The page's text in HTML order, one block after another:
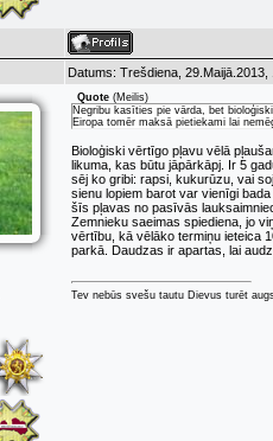
Datums: Trešdiena,
Quote (Meilis)
Negribu kasīties pie vārda, bet
Eiropa tomēr maksā pietiekami lai
Bioloģiski vērtīgo pļavu vēlā
likuma, kas būtu jāpārkāpj. Ir 5
sēj ko gribi: rapsi, kukurūzu, vai
sienu lopiem barot var vienīgi
šīs pļavas no pasīvās
Zemnieku saeimas spiediena, jo
vērtību, kā vēlāko termiņu ieteica
parkā. Daudzas ir apartas, lai
Tev nebūs svešu tautu Dievus turēt